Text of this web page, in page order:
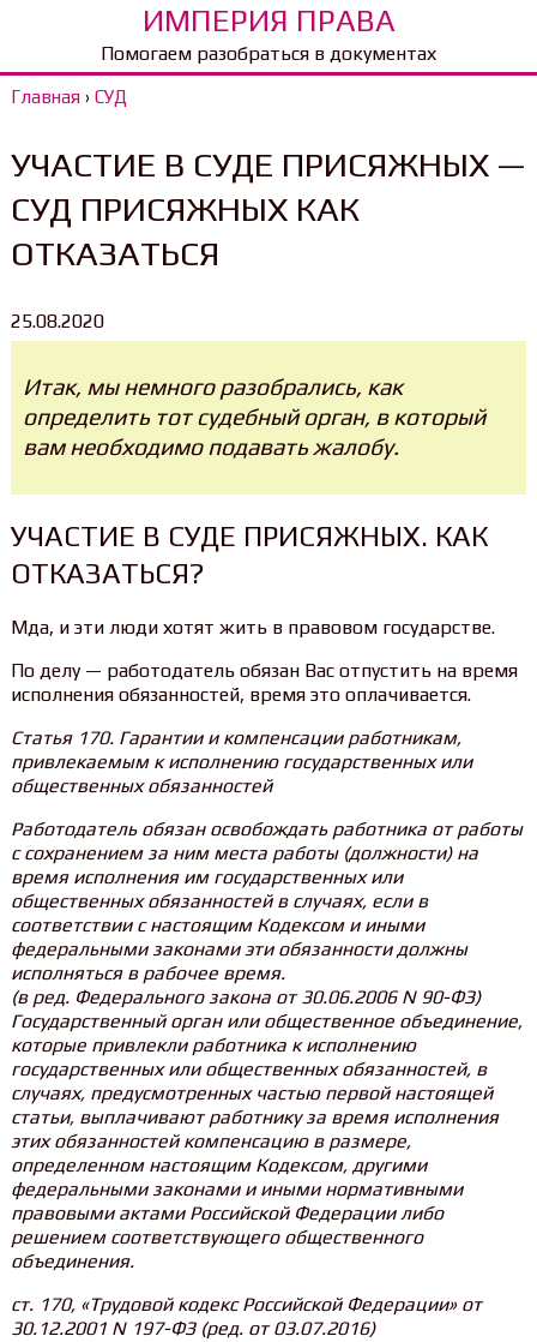
ИМПЕРИЯ ПРАВА
Помогаем разобраться в документах
Главная› СУД
УЧАСТИЕ В СУДЕ ПРИСЯЖНЫХ —
СУД ПРИСЯЖНЫХ КАК
ОТКАЗАТЬСЯ
25.08.2020
Итак, мы немного разобрались, как
определить тот судебный орган, в который
вам необходимо подавать жалобу.
УЧАСТИЕ В СУДЕ ПРИСЯЖНЫХ. КАК
ОТКАЗАТЬСЯ?
Мда, и эти люди хотят жить в правовом государстве.
По делу — работодатель обязан Вас отпустить на время
исполнения обязанностей, время это оплачивается.
Статья 170. Гарантии и компенсации работникам,
привлекаемым к исполнению государственных или
общественных обязанностей
Работодатель обязан освобождать работника от работы
с сохранением за ним места работы (должности) на
время исполнения им государственных или
общественных обязанностей в случаях, если в
соответствии с настоящим Кодексом и иными
федеральными законами эти обязанности должны
исполняться в рабочее время.
(в ред. Федерального закона от 30.06.2006 N 90-ФЗ)
Государственный орган или общественное объединение,
которые привлекли работника к исполнению
государственных или общественных обязанностей, в
случаях, предусмотренных частью первой настоящей
статьи, выплачивают работнику за время исполнения
этих обязанностей компенсацию в размере,
определенном настоящим Кодексом, другими
федеральными законами и иными нормативными
правовыми актами Российской Федерации либо
решением соответствующего общественного
объединения.
ст. 170, «Трудовой кодекс Российской Федерации» от
30.12.2001 N 197-ФЗ (ред. от 03.07.2016)